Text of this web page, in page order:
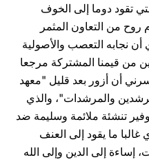
تقود دوما إلى الخوف
روح من التعاون المثمر
نجابه التعصب والأصولية
من قيمنا المشتركة مرجعا
أن أزور بعد قليل "معهد
والمرشدات"، والذي
تنشئة ملائمة وسليمة ضد
ما يقود إلى العنف
إساءة إلى الدين وإلى الله